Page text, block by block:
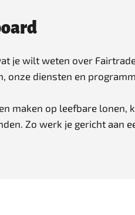
je wilt weten over
diensten en
maken op leefbare
Zo werk je gericht aan